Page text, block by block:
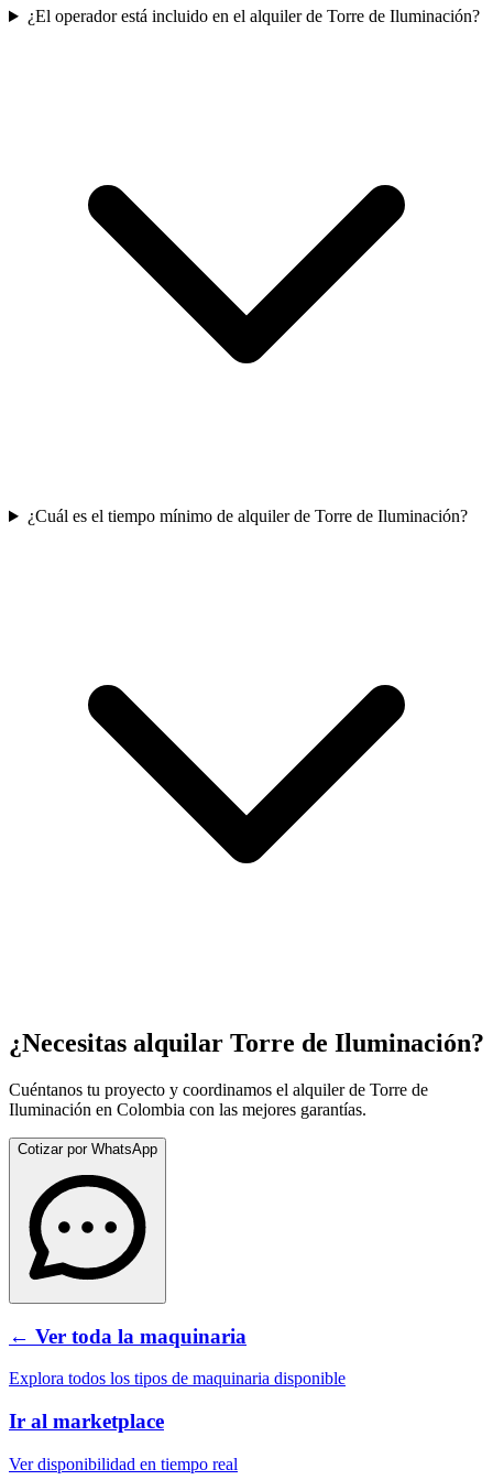
¿El operador está incluido en el alquiler de Torre de Iluminación?
¿Cuál es el tiempo mínimo de alquiler de Torre de Iluminación?
¿Necesitas alquilar Torre de Iluminación?
Cuéntanos tu proyecto y coordinamos el alquiler de Torre de
Iluminación en Colombia con las mejores garantías.
Cotizar por WhatsApp
← Ver toda la maquinaria
Explora todos los tipos de maquinaria disponible
Ir al marketplace
Ver disponibilidad en tiempo real